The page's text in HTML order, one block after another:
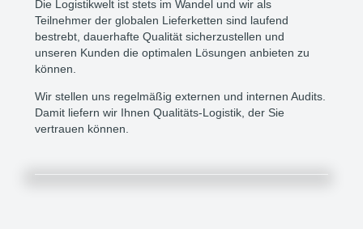
Die Logistikwelt ist stets im Wandel und wir als
Teilnehmer der globalen Lieferketten sind laufend
bestrebt, dauerhafte Qualität sicherzustellen und
unseren Kunden die optimalen Lösungen anbieten zu
können.
Wir stellen uns regelmäßig externen und internen Audits.
Damit liefern wir Ihnen Qualitäts-Logistik, der Sie
vertrauen können.